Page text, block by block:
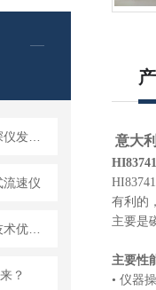
流速仪
？
意大
有利的
主要是
主要性
• 仪器